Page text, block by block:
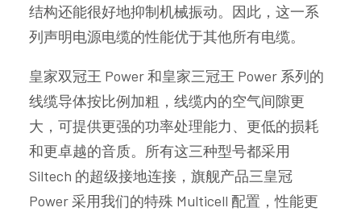
结构还能很好地抑制机械振动。因此，这一系
列声明电源电缆的性能优于其他所有电缆。
皇家双冠王 Power 和皇家三冠王 Power 系列的
线缆导体按比例加粗，线缆内的空气间隙更
大，可提供更强的功率处理能力、更低的损耗
和更卓越的音质。所有这三种型号都采用
Siltech 的超级接地连接，旗舰产品三皇冠
Power 采用我们的特殊 Multicell 配置，性能更